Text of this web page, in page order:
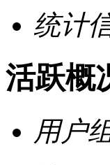
统计
活跃概
用户